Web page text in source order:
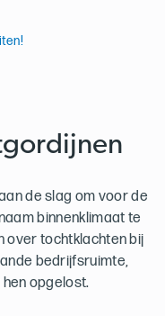
de slag om voor de
binnenklimaat te
over tochtklachten bij
bedrijfsruimte,
opgelost.